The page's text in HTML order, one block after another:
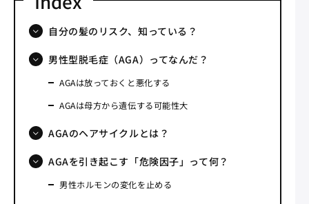
自分の髪のリスク、知っている？
男性型脱毛症（AGA）ってなんだ？
AGAは放っておくと悪化する
AGAは母方から遺伝する可能性大
AGAのヘアサイクルとは？
AGAを引き起こす「危険因子」って何？
男性ホルモンの変化を止める